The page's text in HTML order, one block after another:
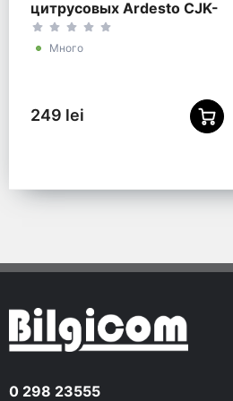
цитрусовых Ardesto CJK-
K1LBL, Чёрный
Много
249 lei
0 298 23555